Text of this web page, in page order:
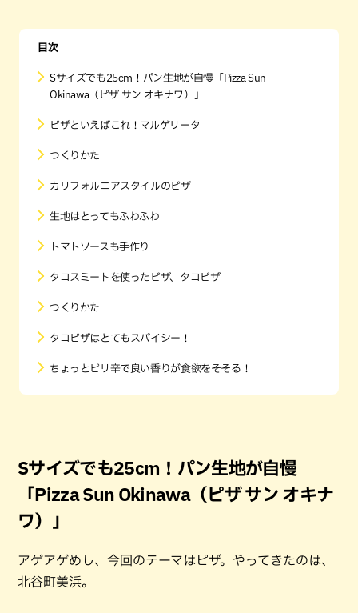
目次
Sサイズでも25cm！パン生地が自慢「Pizza Sun
Okinawa（ピザ サン オキナワ）」
ピザといえばこれ！マルゲリータ
つくりかた
カリフォルニアスタイルのピザ
生地はとってもふわふわ
トマトソースも手作り
タコスミートを使ったピザ、タコピザ
つくりかた
タコピザはとてもスパイシー！
ちょっとピリ辛で良い香りが食欲をそそる！
Sサイズでも25cm！パン生地が自慢
「Pizza Sun Okinawa（ピザ サン オキナ
ワ）」
アゲアゲめし、今回のテーマはピザ。やってきたのは、
北谷町美浜。